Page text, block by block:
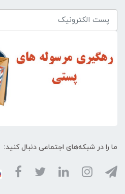
ما را در شبکه‌های اجتماعی دنبال کنید: